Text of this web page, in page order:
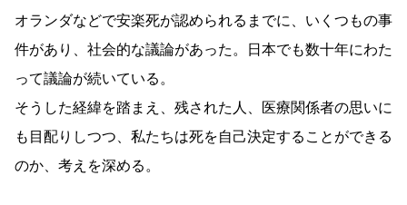
オランダなどで安楽死が認められるまでに、いくつもの事
件があり、社会的な議論があった。日本でも数十年にわた
って議論が続いている。
そうした経緯を踏まえ、残された人、医療関係者の思いに
も目配りしつつ、私たちは死を自己決定することができる
のか、考えを深める。